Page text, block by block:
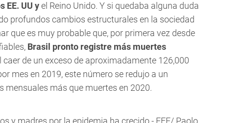
EE. UU yel Reino Unido. Y si quedaba alguna duda
profundos cambios estructurales en la sociedad
que es muy probable que, por primera vez desde
Brasil pronto registre más muertes
caer de un exceso de aproximadamente 126,000
mes en 2019, este número se redujo a un
mensuales más que muertes en 2020.
y madres por la epidemia ha crecido - EFE/ Paolo